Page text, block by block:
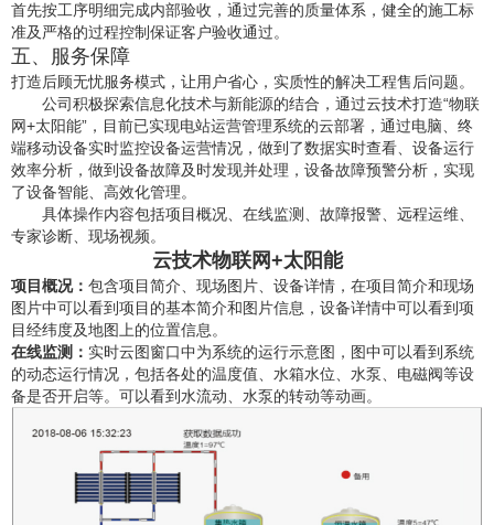
首先按工序明细完成内部验收，通过完善的质量体系，健全的施工标
准及严格的过程控制保证客户验收通过。
五、服务保障
打造后顾无忧服务模式，让用户省心，实质性的解决工程售后问题。
公司积极探索信息化技术与新能源的结合，通过云技术打造“物联
网+太阳能”，目前已实现电站运营管理系统的云部署，通过电脑、终
端移动设备实时监控设备运营情况，做到了数据实时查看、设备运行
效率分析，做到设备故障及时发现并处理，设备故障预警分析，实现
了设备智能、高效化管理。
具体操作内容包括项目概况、在线监测、故障报警、远程运维、
专家诊断、现场视频。
云技术物联网+太阳能
项目概况： 包含项目简介、现场图片、设备详情，在项目简介和现场
图片中可以看到项目的基本简介和图片信息，设备详情中可以看到项
目经纬度及地图上的位置信息。
在线监测： 实时云图窗口中为系统的运行示意图，图中可以看到系统
的动态运行情况，包括各处的温度值、水箱水位、水泵、电磁阀等设
备是否开启等。可以看到水流动、水泵的转动等动画。